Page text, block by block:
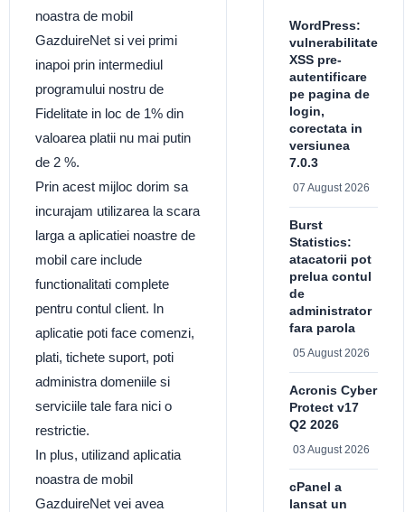
noastra de mobil
GazduireNet si vei primi
inapoi prin intermediul
programului nostru de
Fidelitate in loc de 1% din
valoarea platii nu mai putin
de 2 %.
Prin acest mijloc dorim sa
incurajam utilizarea la scara
larga a aplicatiei noastre de
mobil care include
functionalitati complete
pentru contul client. In
aplicatie poti face comenzi,
plati, tichete suport, poti
administra domeniile si
serviciile tale fara nici o
restrictie.
In plus, utilizand aplicatia
noastra de mobil
GazduireNet vei avea
WordPress:
vulnerabilitate
XSS pre-
autentificare
pe pagina de
login,
corectata in
versiunea
7.0.3
07 August 2026
Burst
Statistics:
atacatorii pot
prelua contul
de
administrator
fara parola
05 August 2026
Acronis Cyber
Protect v17
Q2 2026
03 August 2026
cPanel a
lansat un